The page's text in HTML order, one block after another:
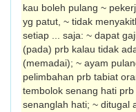
kau boleh pulang ~
yg patut, ~ tidak
setiap ... saja: ~ dapat
(pada) prb kalau tidak
(memadai); ~ ayam
pelimbahan prb tabiat
tembolok senang hati
senanglah hati; ~ ditugal